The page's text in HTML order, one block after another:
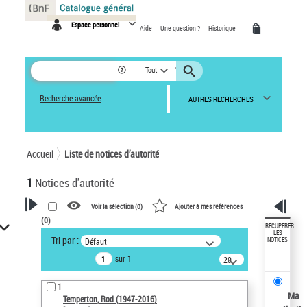
Espace personnel Aide Une question ? Historique
Tout
Recherche avancée AUTRES RECHERCHES
Accueil Liste de notices d’autorité
1 Notices d'autorité
VOTRE RECHERCHE
Recherche avancée dans les
notices d’autorité
Œuvres liées à l'auteur :
Temperton, Rod (1947-2016)
Voir la sélection (0) Ajouter à mes références
(0)
Tri par : Défaut
sur 1
20
résultats/page
1
Temperton, Rod (1947-2016)
RÉCUPÉRER
LES
NOTICES
Ma
Panneau de gestion des cookies